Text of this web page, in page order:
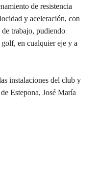
de resistencia
y aceleración, con
trabajo, pudiendo
en cualquier eje y a
instalaciones del club y
Estepona, José María